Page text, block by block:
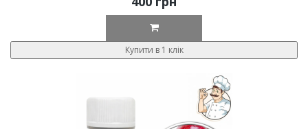
Купити в 1 клік